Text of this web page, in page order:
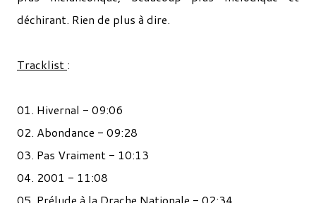
déchirant. Rien de plus à dire.
Tracklist :
01. Hivernal - 09:06
02. Abondance - 09:28
03. Pas Vraiment - 10:13
04. 2001 - 11:08